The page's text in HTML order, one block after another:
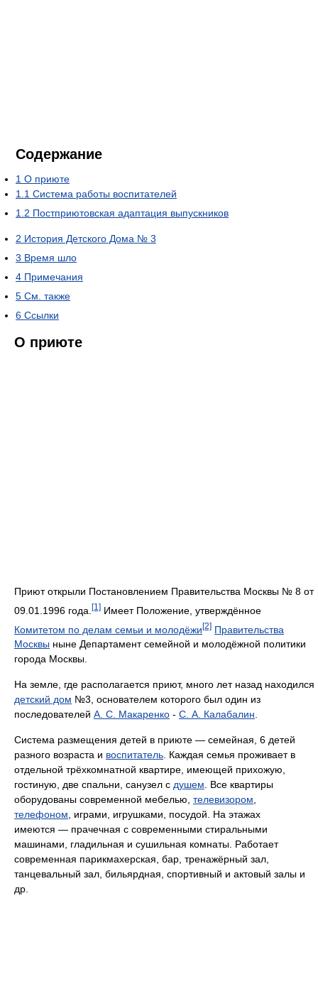
Содержание
1 О приюте
1.1 Система работы воспитателей
1.2 Постприютовская адаптация выпускников
2 История Детского Дома № 3
3 Время шло
4 Примечания
5 См. также
6 Ссылки
О приюте
Приют открыли Постановлением Правительства Москвы № 8 от
09.01.1996 года. [1] Имеет Положение, утверждённое
Комитетом по делам семьи и молодёжи[2] Правительства
Москвы ныне Департамент семейной и молодёжной политики
города Москвы.
На земле, где располагается приют, много лет назад находился
детский дом №3, основателем которого был один из
последователей А. С. Макаренко - С. А. Калабалин.
Система размещения детей в приюте — семейная, 6 детей
разного возраста и воспитатель. Каждая семья проживает в
отдельной трёхкомнатной квартире, имеющей прихожую,
гостиную, две спальни, санузел с душем. Все квартиры
оборудованы современной мебелью, телевизором,
телефоном, играми, игрушками, посудой. На этажах
имеются — прачечная с современными стиральными
машинами, гладильная и сушильная комнаты. Работает
современная парикмахерская, бар, тренажёрный зал,
танцевальный зал, бильярдная, спортивный и актовый залы и
др.